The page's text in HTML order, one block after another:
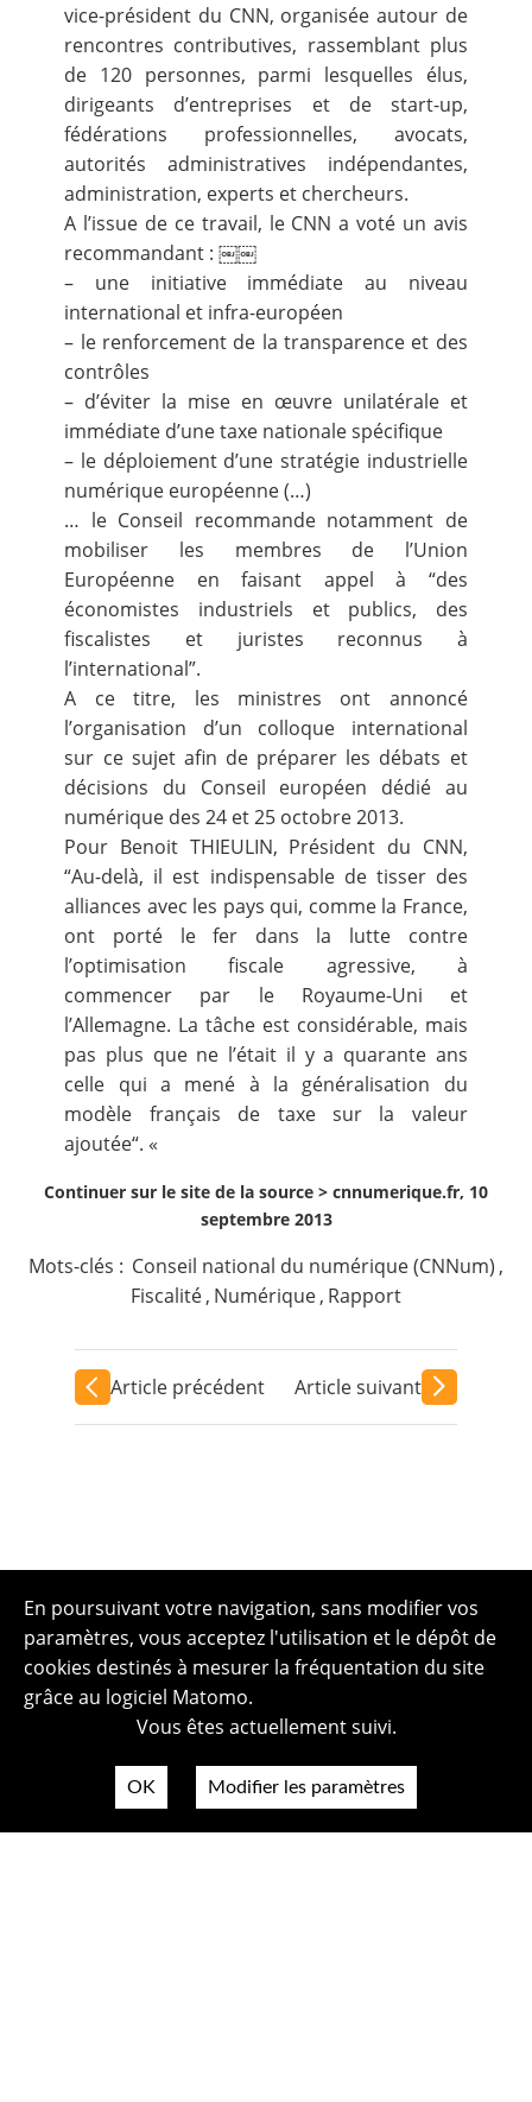
vice-président du CNN, organisée autour de
rencontres contributives, rassemblant plus
de 120 personnes, parmi lesquelles élus,
dirigeants d’entreprises et de start-up,
fédérations professionnelles, avocats,
autorités administratives indépendantes,
administration, experts et chercheurs.
A l’issue de ce travail, le CNN a voté un avis
recommandant : ￼￼
– une initiative immédiate au niveau
international et infra-européen
– le renforcement de la transparence et des
contrôles
– d’éviter la mise en œuvre unilatérale et
immédiate d’une taxe nationale spécifique
– le déploiement d’une stratégie industrielle
numérique européenne (…)
… le Conseil recommande notamment de
mobiliser les membres de l’Union
Européenne en faisant appel à “des
économistes industriels et publics, des
fiscalistes et juristes reconnus à
l’international”.
A ce titre, les ministres ont annoncé
l’organisation d’un colloque international
sur ce sujet afin de préparer les débats et
décisions du Conseil européen dédié au
numérique des 24 et 25 octobre 2013.
Pour Benoit THIEULIN, Président du CNN,
“Au-delà, il est indispensable de tisser des
alliances avec les pays qui, comme la France,
ont porté le fer dans la lutte contre
l’optimisation fiscale agressive, à
commencer par le Royaume-Uni et
l’Allemagne. La tâche est considérable, mais
pas plus que ne l’était il y a quarante ans
celle qui a mené à la généralisation du
modèle français de taxe sur la valeur
ajoutée“. «
Continuer sur le site de la source > cnnumerique.fr, 10
septembre 2013
Mots-clés : Conseil national du numérique (CNNum) ,
Fiscalité, Numérique, Rapport
Article précédent Article suivant
En poursuivant votre navigation, sans modifier vos
paramètres, vous acceptez l'utilisation et le dépôt de
cookies destinés à mesurer la fréquentation du site
grâce au logiciel Matomo.
Vous êtes actuellement suivi.
OK Modifier les paramètres